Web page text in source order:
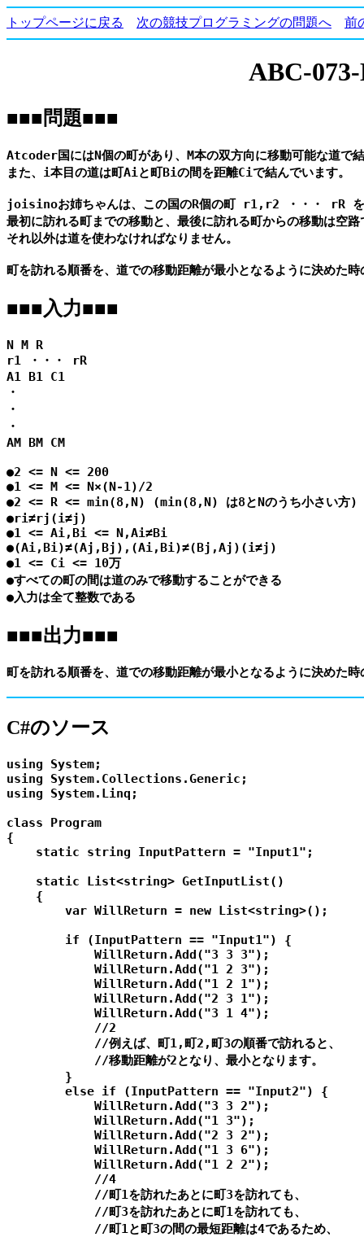
トップページに戻る 次の競技プログラミングの問題へ 前
ABC-
■■■問題■■■
Atcoder国にはN個の町があり、M本の双方向に移動可能な道で
また、i本目の道は町Aiと町Biの間を距離Ciで結んでいます。
joisinoお姉ちゃんは、この国のR個の町 r1,r2 ・・・ rR を
最初に訪れる町までの移動と、最後に訪れる町からの移動は空路
それ以外は道を使わなければなりません。
■■■入力■■■
N M R
r1 ・・・ rR
A1 B1 C1
・
・
・
AM BM CM
●2 <= N <= 200
●1 <= M <= N×(N-1)/2
●2 <= R <= min(8,N) (min(8,N) は8とNのうち小さい方)
●ri≠rj(i≠j)
●1 <= Ai,Bi <= N,Ai≠Bi
●(Ai,Bi)≠(Aj,Bj),(Ai,Bi)≠(Bj,Aj)(i≠j)
●1 <= Ci <= 10万
●すべての町の間は道のみで移動することができる
■■■出力■■■
C#のソース
using System;
using System.Collections.Generic;
using System.Linq;
class Program
{
    static string InputPattern = "Input1";
    static List<string> GetInputList()
    {
        var WillReturn = new List<string>();
        if (InputPattern == "Input1") {
            WillReturn.Add("3 3 3");
            WillReturn.Add("1 2 3");
            WillReturn.Add("1 2 1");
            WillReturn.Add("2 3 1");
            WillReturn.Add("3 1 4");
            //2
            //例えば、町1,町2,町3の順番で訪れると、
            //移動距離が2となり、最小となります。
        }
        else if (InputPattern == "Input2") {
            WillReturn.Add("3 3 2");
            WillReturn.Add("1 3");
            WillReturn.Add("2 3 2");
            WillReturn.Add("1 3 6");
            WillReturn.Add("1 2 2");
            //4
            //町1を訪れたあとに町3を訪れても、
            //町3を訪れたあとに町1を訪れても、
            //町1と町3の間の最短距離は4であるため、